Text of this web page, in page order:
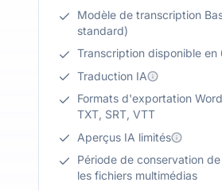
Modèle de transcription
standard)
Transcription disponible en
Traduction IA
Formats d'exportation
TXT, SRT, VTT
Aperçus IA limités
Période de conservation
les fichiers multimédias